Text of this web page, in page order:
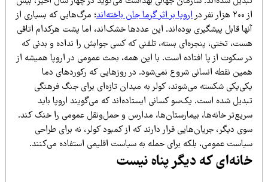
اروپا بر اثر گرما جان باخته‌اند؛ مرگ‌هایی که بسیاری از
قابل پیشگیری بوده‌اند. این عددها خشک‌اند، اما پشت هرکدام اتاقی
تختی، پنجره‌ای بسته، تلفنی که کسی جوابش را نداده و بدنی که
سکوت از پا افتاده است. با این همه، بحث عمومی در اروپا همیشه از
نقطه انسانی شروع نمی‌شود. در روزهایی که رکوردهای دما
شکسته می‌شوند، کولر به میدان تازه‌ای برای جنگ فرهنگی
شده است. یک‌سو کسانی ایستاده‌اند که می‌گویند اروپا باید
خانه‌ها، بیمارستان‌ها، مدارس و حمل‌ونقل عمومی را خنک کند.
دیگر، جریان‌هایی قرار دارند که از کمبود کولر، نه برای طراحی
عمومی، بلکه برای حمله به سیاست اقلیمی استفاده می‌کنند.
که دیگر پناه نیست